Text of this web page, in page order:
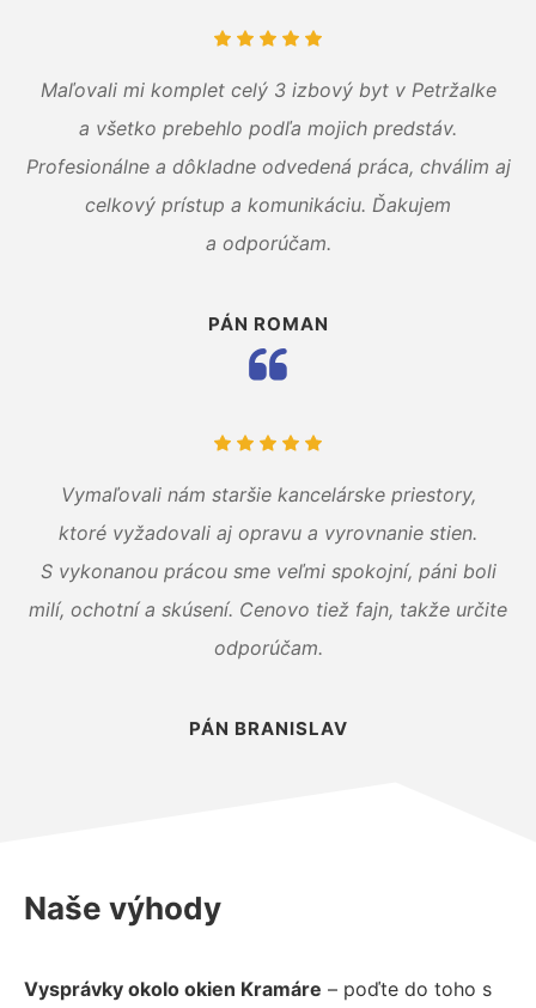
Maľovali mi komplet celý 3 izbový byt v Petržalke
a všetko prebehlo podľa mojich predstáv.
Profesionálne a dôkladne odvedená práca, chválim aj
celkový prístup a komunikáciu. Ďakujem
a odporúčam.
PÁN ROMAN
Vymaľovali nám staršie kancelárske priestory,
ktoré vyžadovali aj opravu a vyrovnanie stien.
S vykonanou prácou sme veľmi spokojní, páni boli
milí, ochotní a skúsení. Cenovo tiež fajn, takže určite
odporúčam.
PÁN BRANISLAV
Naše výhody
Vysprávky okolo okien Kramáre – poďte do toho s